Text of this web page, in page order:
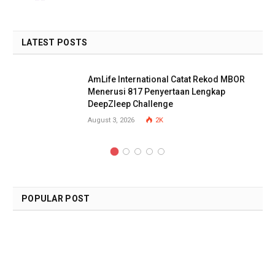
LATEST POSTS
AmLife International Catat Rekod MBOR
Menerusi 817 Penyertaan Lengkap
DeepZleep Challenge
August 3, 2026 2K
POPULAR POST